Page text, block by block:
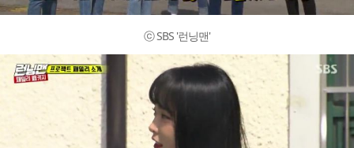
ⓒ SBS '런닝맨'